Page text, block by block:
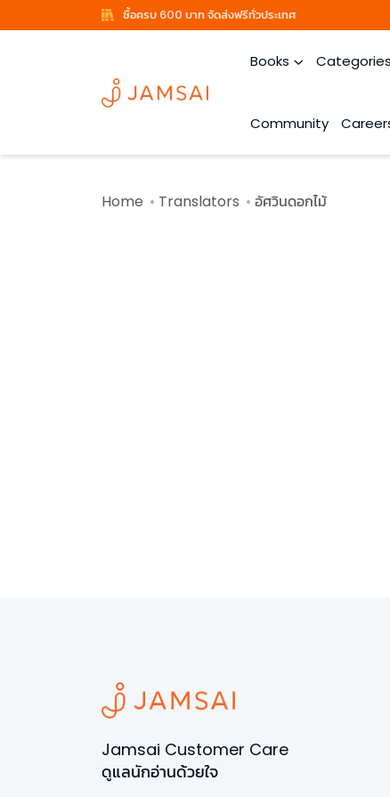
ซื้อครบ 600 บาท จัดส่งฟรีทั่วประเทศ
Books Categories
Community
Home Translators อัศวินดอกไม้
Jamsai Customer Care
ดูแลนักอ่านด้วยใจ